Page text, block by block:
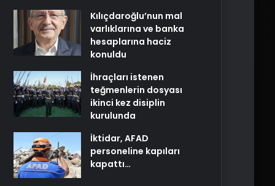
Kılıçdaroğlu’nun mal
varlıklarına ve banka
hesaplarına haciz
konuldu
İhraçları istenen
teğmenlerin dosyası
ikinci kez disiplin
kurulunda
İktidar, AFAD
personeline kapıları
kapattı…